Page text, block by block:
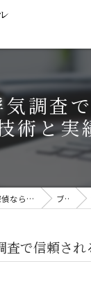
調査
術と実
滋賀県で信頼出来る探偵なら滋賀クリスタル探偵事務所 ブログ
査で信頼され